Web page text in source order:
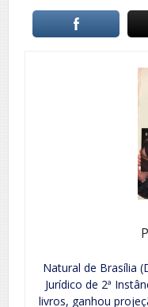
Natural de Brasília
Jurídico de 2ª
livros, ganhou